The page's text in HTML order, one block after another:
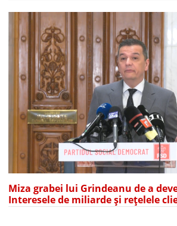
Miza grabei lui Grindeanu de a
Interesele de miliarde și rețelele